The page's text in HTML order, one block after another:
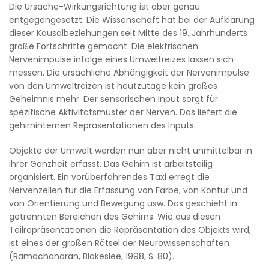
Die Ursache-Wirkungsrichtung ist aber genau
entgegengesetzt. Die Wissenschaft hat bei der Aufklärung
dieser Kausalbeziehungen seit Mitte des 19. Jahrhunderts
große Fortschritte gemacht. Die elektrischen
Nervenimpulse infolge eines Umweltreizes lassen sich
messen. Die ursächliche Abhängigkeit der Nervenimpulse
von den Umweltreizen ist heutzutage kein großes
Geheimnis mehr. Der sensorischen Input sorgt für
spezifische Aktivitätsmuster der Nerven. Das liefert die
gehirninternen Repräsentationen des Inputs.
Objekte der Umwelt werden nun aber nicht unmittelbar in
ihrer Ganzheit erfasst. Das Gehirn ist arbeitsteilig
organisiert. Ein vorüberfahrendes Taxi erregt die
Nervenzellen für die Erfassung von Farbe, von Kontur und
von Orientierung und Bewegung usw. Das geschieht in
getrennten Bereichen des Gehirns. Wie aus diesen
Teilrepräsentationen die Repräsentation des Objekts wird,
ist eines der großen Rätsel der Neurowissenschaften
(Ramachandran, Blakeslee, 1998, S. 80).